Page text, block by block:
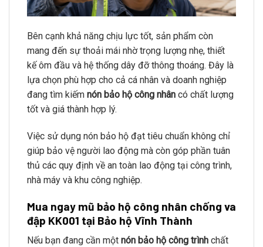
Bên cạnh khả năng chịu lực tốt, sản phẩm còn
mang đến sự thoải mái nhờ trọng lượng nhẹ, thiết
kế ôm đầu và hệ thống dây đỡ thông thoáng. Đây là
lựa chọn phù hợp cho cả cá nhân và doanh nghiệp
đang tìm kiếm nón bảo hộ công nhân có chất lượng
tốt và giá thành hợp lý.
Việc sử dụng nón bảo hộ đạt tiêu chuẩn không chỉ
giúp bảo vệ người lao động mà còn góp phần tuân
thủ các quy định về an toàn lao động tại công trình,
nhà máy và khu công nghiệp.
Mua ngay mũ bảo hộ công nhân chống va
đập KK001 tại Bảo hộ Vĩnh Thành
Nếu bạn đang cần một nón bảo hộ công trình chất